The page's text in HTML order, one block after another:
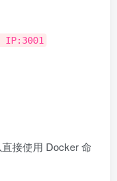
IP:3001
接使用 Docker 命